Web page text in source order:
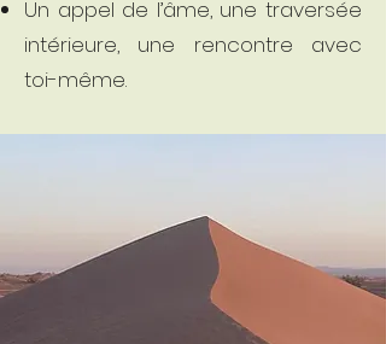
Un appel de l’âme, une traversée
intérieure, une rencontre avec
toi-même.